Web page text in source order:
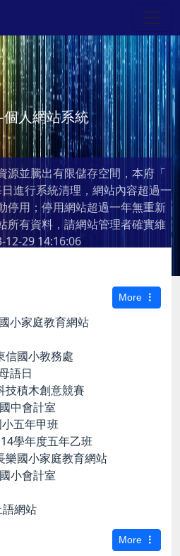
人網站系統
源並騰出有限儲存空間，本府「
進行系統清理，網站內容超過一
停用；停用網站超過一年無重新
所有資料，請網站管理者確實維
12-29 14:16:06
More
小家庭教育網站
信國小教務處
語日
技積木創意競賽
中會計室
五年甲班
學年度五年乙班
樂國小家庭教育網站
小會計室
網站
More